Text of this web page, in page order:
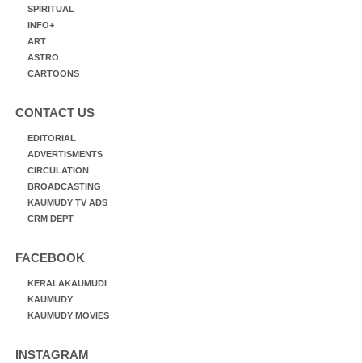
SPIRITUAL
INFO+
ART
ASTRO
CARTOONS
CONTACT US
EDITORIAL
ADVERTISMENTS
CIRCULATION
BROADCASTING
KAUMUDY TV ADS
CRM DEPT
FACEBOOK
KERALAKAUMUDI
KAUMUDY
KAUMUDY MOVIES
INSTAGRAM